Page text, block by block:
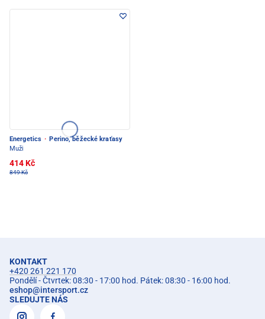
Energetics · Perino, běžecké kraťasy
Muži
414 Kč
849 Kč
KONTAKT
+420 261 221 170
Pondělí - Čtvrtek: 08:30 - 17:00 hod. Pátek: 08:30 - 16:00 hod.
eshop@intersport.cz
SLEDUJTE NÁS